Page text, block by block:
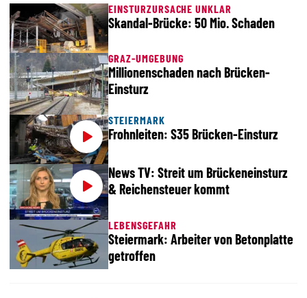
EINSTURZURSACHE UNKLAR
Skandal-Brücke: 50 Mio. Schaden
GRAZ-UMGEBUNG
Millionenschaden nach Brücken-
Einsturz
STEIERMARK
Frohnleiten: S35 Brücken-Einsturz
News TV: Streit um Brückeneinsturz
& Reichensteuer kommt
LEBENSGEFAHR
Steiermark: Arbeiter von Betonplatte
getroffen